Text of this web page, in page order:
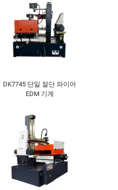
DK7745 단일 절단 와이어
EDM 기계